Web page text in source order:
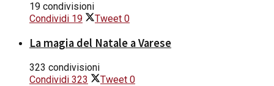
19 condivisioni
Condividi 19 Tweet 0
La magia del Natale a Varese
323 condivisioni
Condividi 323 Tweet 0